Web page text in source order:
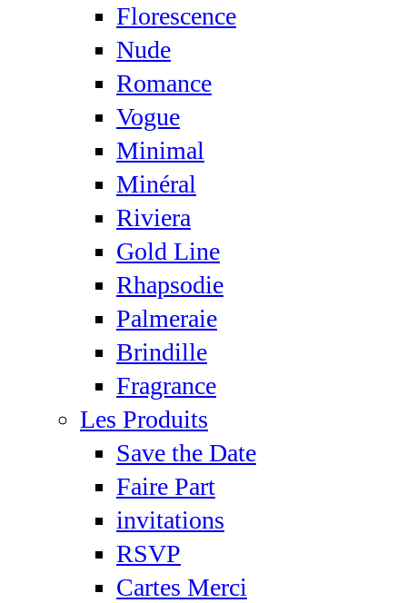
Florescence
Nude
Romance
Vogue
Minimal
Minéral
Riviera
Gold Line
Rhapsodie
Palmeraie
Brindille
Fragrance
Les Produits
Save the Date
Faire Part
invitations
RSVP
Cartes Merci